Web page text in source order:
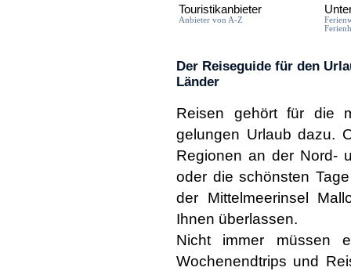
Touristikanbieter
Anbieter von A-Z
Der Reiseguide für den
Länder
Reisen gehört für die
gelungen Urlaub dazu.
Regionen an der Nord-
oder die schönsten
der Mittelmeerinsel
Ihnen überlassen.
Nicht immer müssen
Wochenendtrips und